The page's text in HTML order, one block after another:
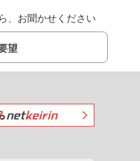
、お聞かせください
望